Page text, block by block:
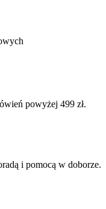
powyżej 499 zł.
i pomocą w doborze.